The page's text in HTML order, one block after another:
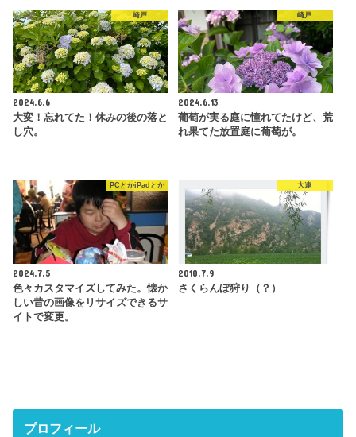
崎戸
2024.6.6
大変！忘れてた！休みの後の落と
し穴。
崎戸
2024.6.13
葡萄が実る庭に憧れてたけど、荒
れ果てた放置庭に葡萄が。
PCとかiPadとか
2024.7.5
色々カスタマイズしてみた。懐か
しい昔の画像をリサイズできるサ
イトで変更。
大連
2010.7.9
さくらんぼ狩り（？）
プロフィール